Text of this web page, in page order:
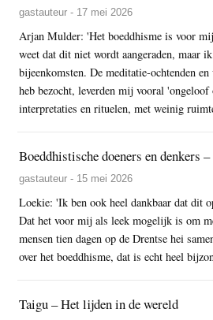
gastauteur - 17 mei 2026
Arjan Mulder: 'Het boeddhisme is voor
weet dat dit niet wordt aangeraden, maar
bijeenkomsten. De meditatie-ochtenden
heb bezocht, leverden mij vooral 'ongeloof
interpretaties en rituelen, met weinig
Boeddhistische doeners en denkers
gastauteur - 15 mei 2026
Loekie: 'Ik ben ook heel dankbaar dat dit
Dat het voor mij als leek mogelijk is om
mensen tien dagen op de Drentse hei
over het boeddhisme, dat is echt heel
Taigu – Het lijden in de wereld